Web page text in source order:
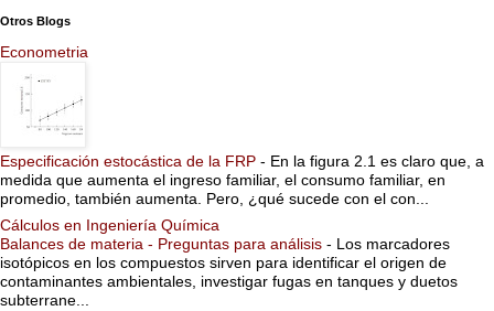
Otros Blogs
Econometria
Especificación estocástica de la FRP - En la figura 2.1 es claro que, a
medida que aumenta el ingreso familiar, el consumo familiar, en
promedio, también aumenta. Pero, ¿qué sucede con el con...
Cálculos en Ingeniería Química
Balances de materia - Preguntas para análisis - Los marcadores
isotópicos en los compuestos sirven para identificar el origen de
contaminantes ambientales, investigar fugas en tanques y duetos
subterrane...